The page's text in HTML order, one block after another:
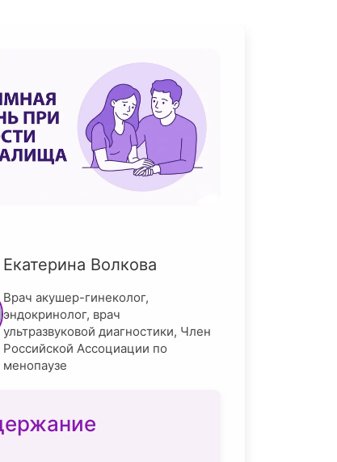
Екатерина Волкова
Врач акушер-гинеколог,
эндокринолог, врач
ультразвуковой диагностики, Член
Российской Ассоциации по
менопаузе